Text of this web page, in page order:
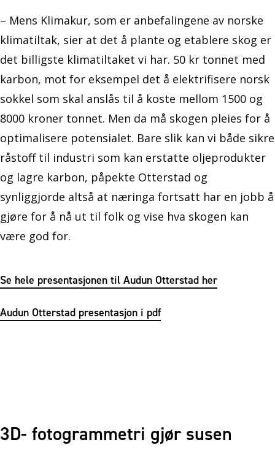
– Mens Klimakur, som er anbefalingene av norske
klimatiltak, sier at det å plante og etablere skog er
det billigste klimatiltaket vi har. 50 kr tonnet med
karbon, mot for eksempel det å elektrifisere norsk
sokkel som skal anslås til å koste mellom 1500 og
8000 kroner tonnet. Men da må skogen pleies for å
optimalisere potensialet. Bare slik kan vi både sikre
råstoff til industri som kan erstatte oljeprodukter
og lagre karbon, påpekte Otterstad og
synliggjorde altså at næringa fortsatt har en jobb å
gjøre for å nå ut til folk og vise hva skogen kan
være god for.
Se hele presentasjonen til Audun Otterstad her
Audun Otterstad presentasjon i pdf
3D- fotogrammetri gjør susen